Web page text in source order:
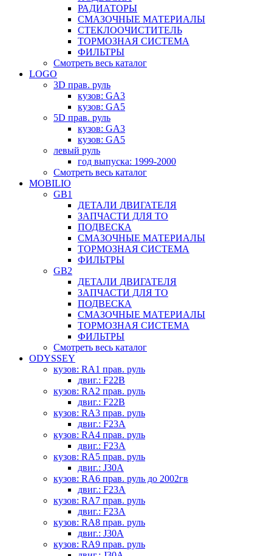
РАДИАТОРЫ
СМАЗОЧНЫЕ МАТЕРИАЛЫ
СТЕКЛООЧИСТИТЕЛЬ
ТОРМОЗНАЯ СИСТЕМА
ФИЛЬТРЫ
Смотреть весь каталог
LOGO
3D прав. руль
кузов: GA3
кузов: GA5
5D прав. руль
кузов: GA3
кузов: GA5
левый руль
год выпуска: 1999-2000
Смотреть весь каталог
MOBILIO
GB1
ДЕТАЛИ ДВИГАТЕЛЯ
ЗАПЧАСТИ ДЛЯ ТО
ПОДВЕСКА
СМАЗОЧНЫЕ МАТЕРИАЛЫ
ТОРМОЗНАЯ СИСТЕМА
ФИЛЬТРЫ
GB2
ДЕТАЛИ ДВИГАТЕЛЯ
ЗАПЧАСТИ ДЛЯ ТО
ПОДВЕСКА
СМАЗОЧНЫЕ МАТЕРИАЛЫ
ТОРМОЗНАЯ СИСТЕМА
ФИЛЬТРЫ
Смотреть весь каталог
ODYSSEY
кузов: RA1 прав. руль
двиг.: F22B
кузов: RA2 прав. руль
двиг.: F22B
кузов: RA3 прав. руль
двиг.: F23A
кузов: RA4 прав. руль
двиг.: F23A
кузов: RA5 прав. руль
двиг.: J30A
кузов: RA6 прав. руль до 2002гв
двиг.: F23A
кузов: RA7 прав. руль
двиг.: F23A
кузов: RA8 прав. руль
двиг.: J30A
кузов: RA9 прав. руль